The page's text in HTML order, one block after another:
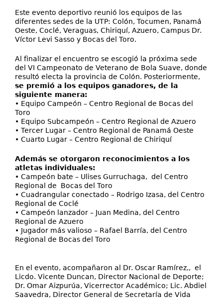
Este evento deportivo reunió los equipos de las
diferentes sedes de la UTP: Colón, Tocumen, Panamá
Oeste, Coclé, Veraguas, Chiriquí, Azuero, Campus Dr.
Víctor Levi Sasso y Bocas del Toro.
Al finalizar el encuentro se escogió la próxima sede
del VI Campeonato de Veterano de Bola Suave, donde
resultó electa la provincia de Colón. Posteriormente,
se premió a los equipos ganadores, de la
siguiente manera:
• Equipo Campeón – Centro Regional de Bocas del
Toro
• Equipo Subcampeón – Centro Regional de Azuero
• Tercer Lugar – Centro Regional de Panamá Oeste
• Cuarto Lugar – Centro Regional de Chiriquí
Además se otorgaron reconocimientos a los
atletas individuales:
• Campeón bate – Ulises Gurruchaga, del Centro
Regional de Bocas del Toro
• Cuadrangular conectado – Rodrigo Izasa, del Centro
Regional de Coclé
• Campeón lanzador – Juan Medina, del Centro
Regional de Azuero
• Jugador más valioso – Rafael Barría, del Centro
Regional de Bocas del Toro
En el evento, acompañaron al Dr. Oscar Ramírez,, el
Licdo. Vicente Duncan, Director Nacional de Deporte;
Dr. Omar Aizpurúa, Vicerrector Académico; Lic. Abdiel
Saavedra, Director General de Secretaría de Vida